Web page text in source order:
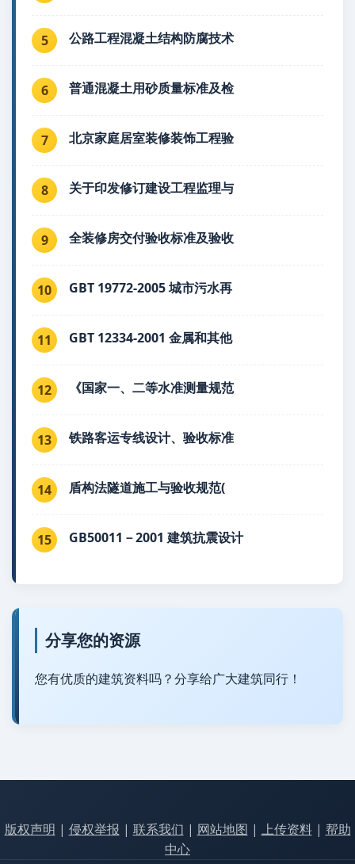
5 公路工程混凝土结构防腐技术
6 普通混凝土用砂质量标准及检
7 北京家庭居室装修装饰工程验
8 关于印发修订建设工程监理与
9 全装修房交付验收标准及验收
10 GBT 19772-2005 城市污水再
11 GBT 12334-2001 金属和其他
12 《国家一、二等水准测量规范
13 铁路客运专线设计、验收标准
14 盾构法隧道施工与验收规范(
15 GB50011－2001 建筑抗震设计
分享您的资源
您有优质的建筑资料吗？分享给广大建筑同行！
版权声明 | 侵权举报 | 联系我们 | 网站地图 | 上传资料| 帮助
中心